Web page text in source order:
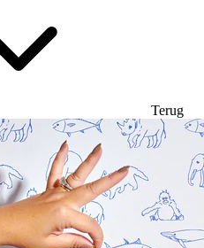
Terug